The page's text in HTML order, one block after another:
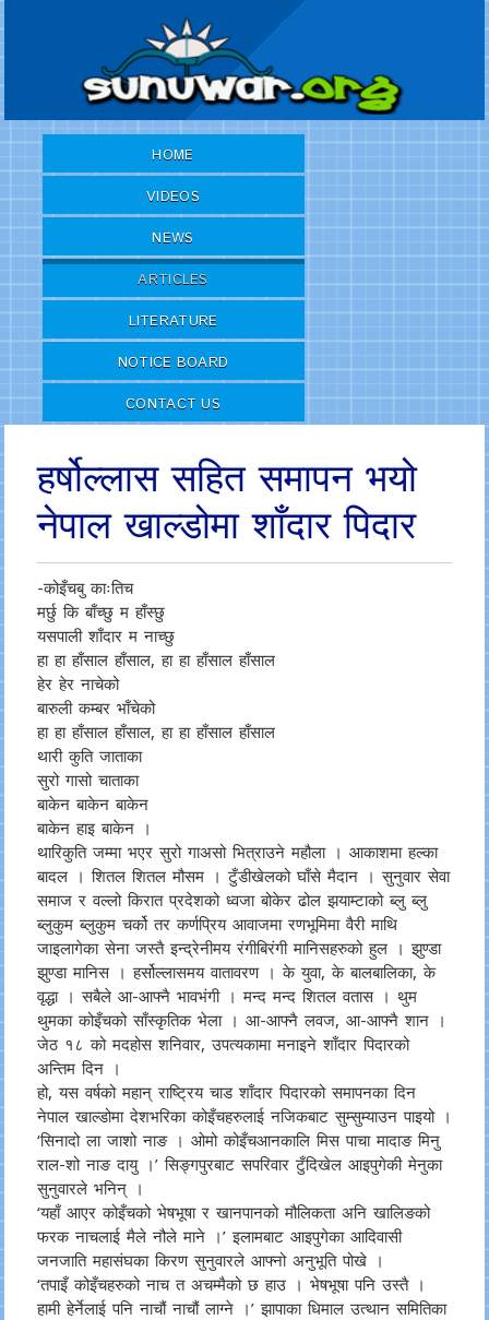
HOME
VIDEOS
NEWS
ARTICLES
LITERATURE
NOTICE BOARD
CONTACT US
हर्षोल्लास सहित समापन भयो
नेपाल खाल्डोमा शाँदार पिदार
-कोइँचबु काःतिच
मर्छु कि बाँच्छु म हाँस्छु
यसपाली शाँदार म नाच्छु
हा हा हाँसाल हाँसाल, हा हा हाँसाल हाँसाल
हेर हेर नाचेको
बारुली कम्बर भाँचेको
हा हा हाँसाल हाँसाल, हा हा हाँसाल हाँसाल
थारी कुति जाताका
सुरो गासो चाताका
बाकेन बाकेन बाकेन
बाकेन हाइ बाकेन ।
थारिकुति जम्मा भएर सुरो गाअसो भित्राउने महौला । आकाशमा हल्का
बादल । शितल शितल मौसम । टुँडीखेलको घाँसे मैदान । सुनुवार सेवा
समाज र वल्लो किरात प्रदेशको ध्वजा बोकेर ढोल झयाम्टाको ब्लु ब्लु
ब्लुकुम ब्लुकुम चर्को तर कर्णप्रिय आवाजमा रणभूमिमा वैरी माथि
जाइलागेका सेना जस्तै इन्द्रेनीमय रंगीबिरंगी मानिसहरुको हुल । झुण्डा
झुण्डा मानिस । हर्सोल्लासमय वातावरण । के युवा, के बालबालिका, के
वृद्धा । सबैले आ-आफ्नै भावभंगी । मन्द मन्द शितल वतास । थुम
थुमका कोइँचको साँस्कृतिक भेला । आ-आफ्नै लवज, आ-आफ्नै शान ।
जेठ १८ को मदहोस शनिवार, उपत्यकामा मनाइने शाँदार पिदारको
अन्तिम दिन ।
हो, यस वर्षको महान् राष्ट्रिय चाड शाँदार पिदारको समापनका दिन
नेपाल खाल्डोमा देशभरिका कोइँचहरुलाई नजिकबाट सुम्सुम्याउन पाइयो ।
‘सिनादो ला जाशो नाङ । ओमो कोइँचआनकालि मिस पाचा मादाङ मिनु
राल-शो नाङ दायु ।’ सिङ्गपुरबाट सपरिवार टुँदिखेल आइपुगेकी मेनुका
सुनुवारले भनिन् ।
‘यहाँ आएर कोइँचको भेषभूषा र खानपानको मौलिकता अनि खालिङको
फरक नाचलाई मैले नौले माने ।’ इलामबाट आइपुगेका आदिवासी
जनजाति महासंघका किरण सुनुवारले आफ्नो अनुभूति पोखे ।
‘तपाइँ कोइँचहरुको नाच त अचम्मैको छ हाउ । भेषभूषा पनि उस्तै ।
हामी हेर्नेलाई पनि नाचौं नाचौं लाग्ने ।’ झापाका धिमाल उत्थान समितिका